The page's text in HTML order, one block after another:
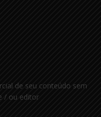
de seu conteúdo sem
/ ou editor